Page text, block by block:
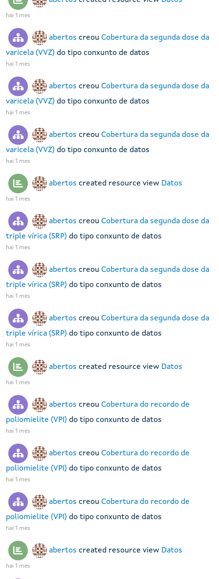
hai 1 mes
abertos creou Cobertura da segunda dose da
varicela (VVZ) do tipo conxunto de datos
hai 1 mes
abertos creou Cobertura da segunda dose da
varicela (VVZ) do tipo conxunto de datos
hai 1 mes
abertos creou Cobertura da segunda dose da
varicela (VVZ) do tipo conxunto de datos
hai 1 mes
abertos created resource view Datos
hai 1 mes
abertos creou Cobertura da segunda dose da
triple vírica (SRP) do tipo conxunto de datos
hai 1 mes
abertos creou Cobertura da segunda dose da
triple vírica (SRP) do tipo conxunto de datos
hai 1 mes
abertos creou Cobertura da segunda dose da
triple vírica (SRP) do tipo conxunto de datos
hai 1 mes
abertos created resource view Datos
hai 1 mes
abertos creou Cobertura do recordo de
poliomielite (VPI) do tipo conxunto de datos
hai 1 mes
abertos creou Cobertura do recordo de
poliomielite (VPI) do tipo conxunto de datos
hai 1 mes
abertos creou Cobertura do recordo de
poliomielite (VPI) do tipo conxunto de datos
hai 1 mes
abertos created resource view Datos
hai 1 mes